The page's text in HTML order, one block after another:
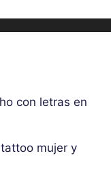
con letras en
mujer y